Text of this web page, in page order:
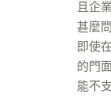
且企
甚麼
即使
的門
能不